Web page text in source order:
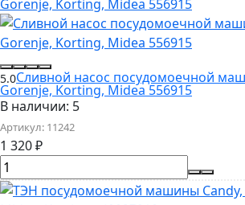
5.0Сливной насос посудомоечной
Gorenje, Korting, Midea 556915
В наличии: 5
Артикул: 11242
1 320₽